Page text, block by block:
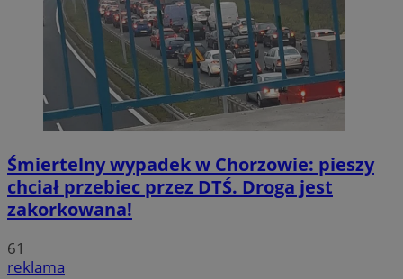
Śmiertelny wypadek w Chorzowie: pieszy
chciał przebiec przez DTŚ. Droga jest
zakorkowana!
61
reklama